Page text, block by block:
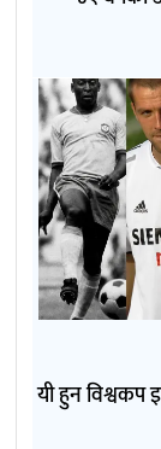
यी हुन विश्वकप